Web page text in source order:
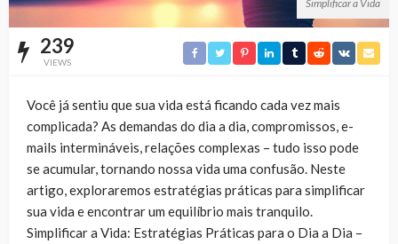
Simplificar a Vida
239
VIEWS
Você já sentiu que sua vida está ficando cada vez mais
complicada? As demandas do dia a dia, compromissos, e-
mails intermináveis, relações complexas – tudo isso pode
se acumular, tornando nossa vida uma confusão. Neste
artigo, exploraremos estratégias práticas para simplificar
sua vida e encontrar um equilíbrio mais tranquilo.
Simplificar a Vida: Estratégias Práticas para o Dia a Dia –